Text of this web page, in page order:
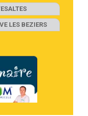
LES BEZIERS